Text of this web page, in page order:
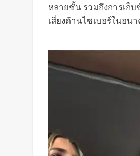
หลายชั้น รวมถึงการเก็
เสี่ยงด้านไซเบอร์ในอน